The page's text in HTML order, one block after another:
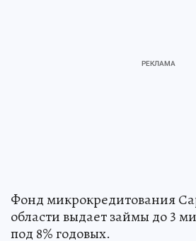
Фонд микрокредитования
области выдает займы до 3
под 8% годовых.